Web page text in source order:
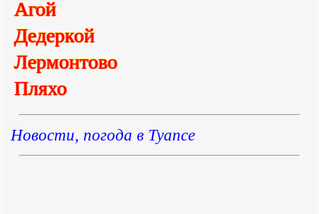
Агой
Дедеркой
Лермонтово
Пляхо
Новости, погода в Туапсе